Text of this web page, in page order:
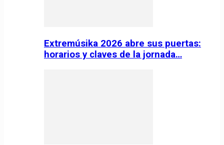
Extremúsika 2026 abre sus puertas:
horarios y claves de la jornada…